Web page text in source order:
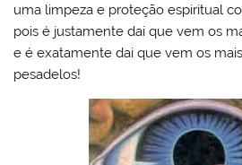
uma limpeza e proteção espiritual
pois é justamente dai que vem os
e é exatamente dai que vem os
pesadelos!